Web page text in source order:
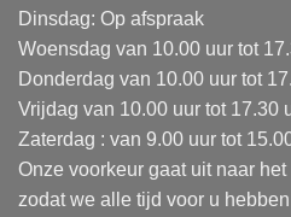
Dinsdag: Op afspraak
Woensdag van 10.00 uur tot
Donderdag van 10.00 uur tot
Vrijdag van 10.00 uur tot 17.30
Zaterdag : van 9.00 uur tot
Onze voorkeur gaat uit naar
zodat we alle tijd voor u